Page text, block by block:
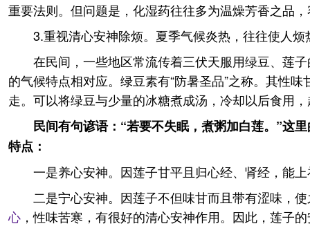
重要法则。但问题是，化湿药往往多为温燥芳香之品
3.重视清心安神除烦。夏季气候炎热，往往使人
在民间，一些地区常流传着三伏天服用绿豆、莲
的气候特点相对应。绿豆素有“防暑圣品”之称。其性
走。可以将绿豆与少量的冰糖煮成汤，冷却以后食用
民间有句谚语：“若要不失眠，煮粥加白莲。”这
特点：
一是养心安神。因莲子甘平且归心经、肾经，能
二是宁心安神。因莲子不但味甘而且带有涩味，
心 ，性味苦寒，有很好的清心安神作用。因此，莲子